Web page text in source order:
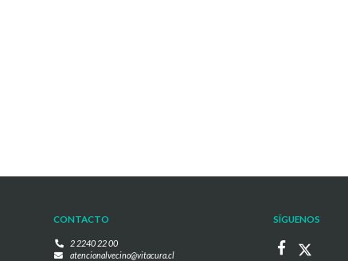
CONTACTO
2 2240 22 00
atencionalvecino@vitacura.cl
SÍGUENOS